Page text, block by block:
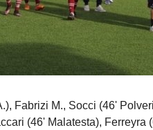
Fabrizi M., Socci (46'
(46' Malatesta), Ferreyra